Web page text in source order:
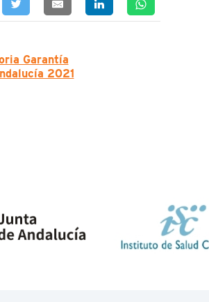
Garantía
2021